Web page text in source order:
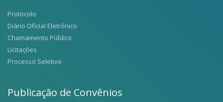
Protocolo
Diário Oficial Eletrônico
Chamamento Público
Licitações
Processo Seletivo
Publicação de Convênios